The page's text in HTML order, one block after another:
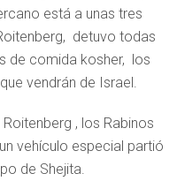
está a unas tres
detuvo todas
de comida kosher, los
vendrán de Israel.
, los Rabinos
vehículo especial partió
de Shejita.